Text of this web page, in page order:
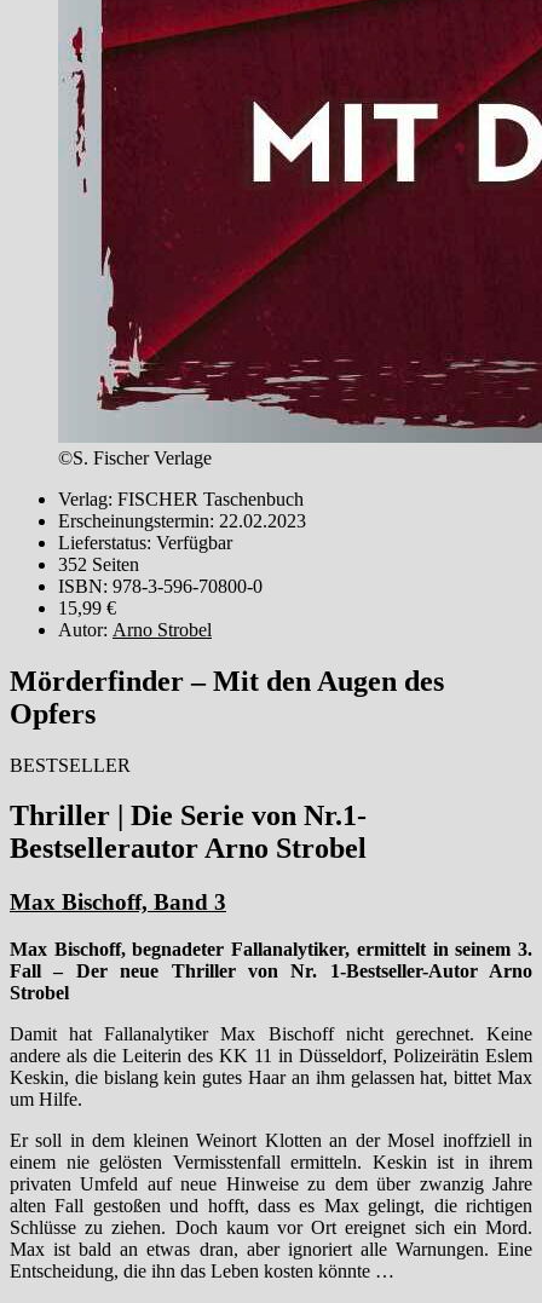
©S. Fischer Verlage
Verlag: FISCHER Taschenbuch
Erscheinungstermin: 22.02.2023
Lieferstatus: Verfügbar
352 Seiten
ISBN: 978-3-596-70800-0
15,99 €
Autor: Arno Strobel
Mörderfinder – Mit den Augen des
Opfers
BESTSELLER
Thriller | Die Serie von Nr.1-
Bestsellerautor Arno Strobel
Max Bischoff, Band 3
Max Bischoff, begnadeter Fallanalytiker, ermittelt in seinem 3.
Fall – Der neue Thriller von Nr. 1-Bestseller-Autor Arno
Strobel
Damit hat Fallanalytiker Max Bischoff nicht gerechnet. Keine
andere als die Leiterin des KK 11 in Düsseldorf, Polizeirätin Eslem
Keskin, die bislang kein gutes Haar an ihm gelassen hat, bittet Max
um Hilfe.
Er soll in dem kleinen Weinort Klotten an der Mosel inoffziell in
einem nie gelösten Vermisstenfall ermitteln. Keskin ist in ihrem
privaten Umfeld auf neue Hinweise zu dem über zwanzig Jahre
alten Fall gestoßen und hofft, dass es Max gelingt, die richtigen
Schlüsse zu ziehen. Doch kaum vor Ort ereignet sich ein Mord.
Max ist bald an etwas dran, aber ignoriert alle Warnungen. Eine
Entscheidung, die ihn das Leben kosten könnte …